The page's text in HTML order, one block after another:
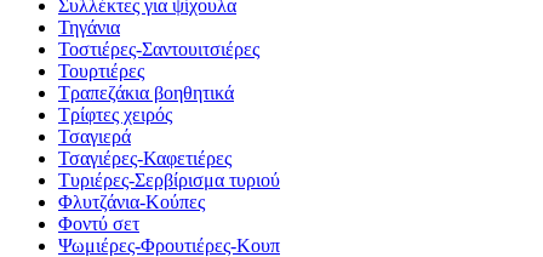
Συλλέκτες για ψίχουλα
Τηγάνια
Τοστιέρες-Σαντουιτσιέρες
Τουρτιέρες
Τραπεζάκια βοηθητικά
Τρίφτες χειρός
Τσαγιερά
Τσαγιέρες-Καφετιέρες
Τυριέρες-Σερβίρισμα τυριού
Φλυτζάνια-Κούπες
Φοντύ σετ
Ψωμιέρες-Φρουτιέρες-Κουπ